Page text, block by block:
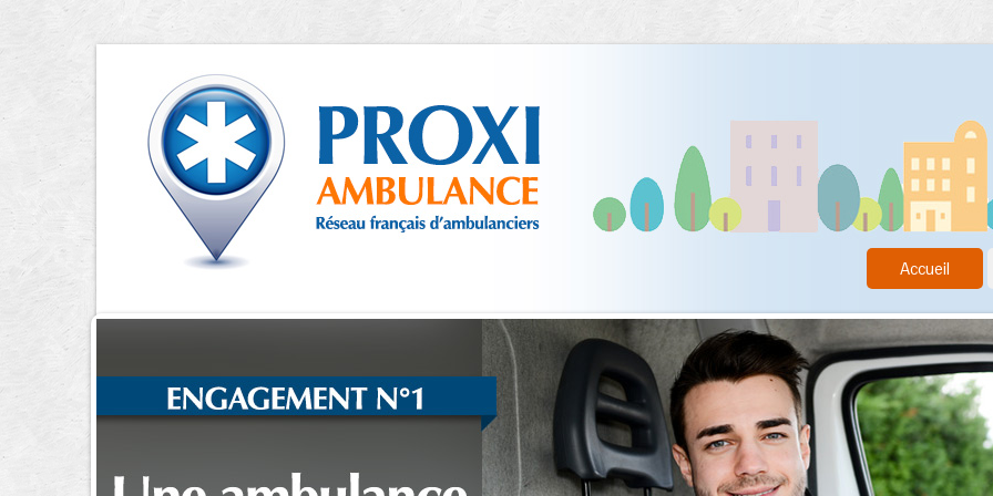
Accueil